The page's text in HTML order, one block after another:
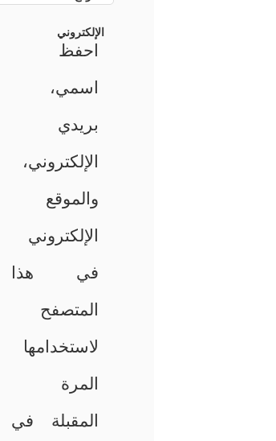
الإلكتروني
احفظ
اسمي،
بريدي
الإلكتروني،
والموقع
الإلكتروني
في هذا
المتصفح
لاستخدامها
المرة
المقبلة في